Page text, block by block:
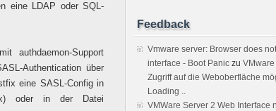
eine LDAP oder SQL-
authdaemon-Support
Authentication über
eine SASL-Config in
oder in der Datei
Feedback
Vmware server: Browser does
interface - Boot Panic zu VMware
Zugriff auf die Weboberfläche
Loading ..
VMWare Server 2 Web Interface